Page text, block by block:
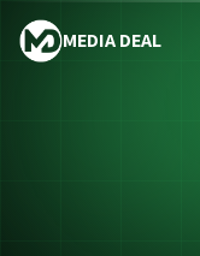
MEDIA DEAL